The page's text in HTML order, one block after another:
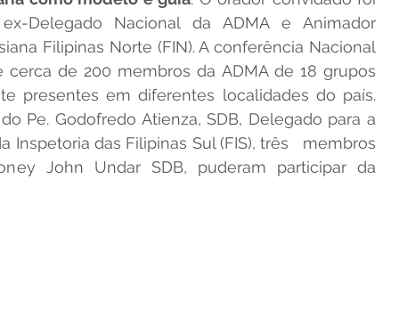
Delegado Nacional da ADMA e Animador
Filipinas Norte (FIN). A conferência Nacional
de 200 membros da ADMA de 18 grupos
presentes em diferentes localidades do país.
Pe. Godofredo Atienza, SDB, Delegado para a
Inspetoria das Filipinas Sul (FIS), três   membros
John Undar SDB, puderam participar da